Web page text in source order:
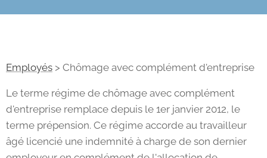
Employés > Chômage avec complément d'entreprise
Le terme régime de chômage avec complément
d'entreprise remplace depuis le 1er janvier 2012, le
terme prépension. Ce régime accorde au travailleur
âgé licencié une indemnité à charge de son dernier